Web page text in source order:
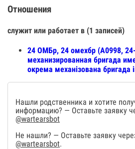
Отношения
служит или работает в (1 записей)
24 ОМБр, 24 омехбр (А0998,
механизированная бригада
окрема механізована бригада
Нашли родственника и хотите
информацию? — Оставьте заявку
@wartearsbot
Не нашли? — Оставьте заявку
@wartearsbot.